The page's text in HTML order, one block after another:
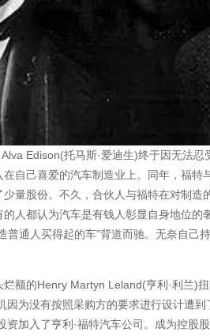
Edison(托马斯·爱迪生)终于因无法
自己喜爱的汽车制造业上。同年，福特
量股份。不久，合伙人与福特在对制
人都认为汽车是有钱人彰显自身地位的
普通人买得起的车”背道而驰。无奈自己
额的Henry Martyn Leland(亨利·利兰)
因为没有按照采购方的要求进行设计遭
资加入了亨利·福特汽车公司。成为控股